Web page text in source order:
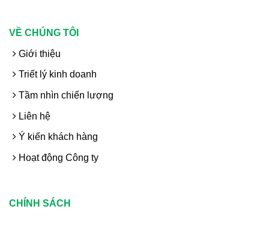
VỀ CHÚNG TÔI
Giới thiệu
Triết lý kinh doanh
Tầm nhìn chiến lượng
Liên hệ
Ý kiến khách hàng
Hoạt động Công ty
CHÍNH SÁCH